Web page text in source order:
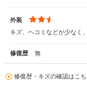
外装
キズ、ヘコミなどが少なく
修復歴 無
修復歴・キズの確認はこち